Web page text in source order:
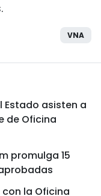
VNA
Estado asisten a
de Oficina
promulga 15
la Oficina